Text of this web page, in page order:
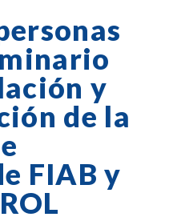
y
de la
FIAB y